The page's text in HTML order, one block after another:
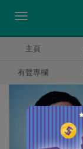
主頁
有聲專欄